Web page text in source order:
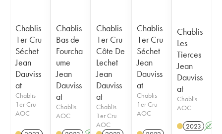
Chablis
1er Cru
Séchet
Jean
Dauviss
at
Chablis
1er Cru
AOC
Chablis
Bas de
Fourcha
ume
Jean
Dauviss
at
Chablis
AOC
Chablis
1er Cru
Côte De
Lechet
Jean
Dauviss
at
Chablis
1er Cru
AOC
Chablis
1er Cru
Séchet
Jean
Dauviss
at
Chablis
1er Cru
AOC
Chablis
Les
Tierces
Jean
Dauviss
at
Chablis
AOC
2023 A